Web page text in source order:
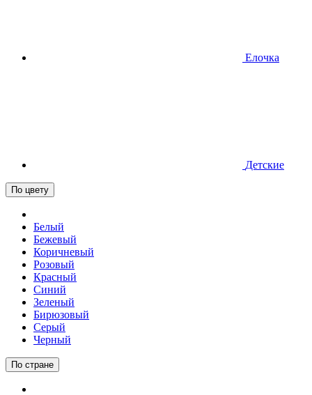
Елочка
Детские
По цвету
Белый
Бежевый
Коричневый
Розовый
Красный
Синий
Зеленый
Бирюзовый
Серый
Черный
По стране